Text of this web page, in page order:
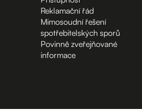
Reklamační řád
Mimosoudní řešení
spotřebitelských sporů
Povinně zveřejňované
informace